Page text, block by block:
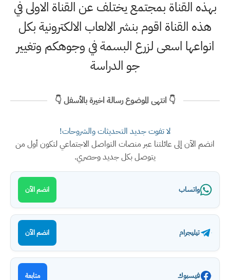
بهذه القناة بمجتمع يختلف عن القناة الاولى في
هذه القناة اقوم بنشر الالعاب الالكترونية بكل
انواعها اسعى لزرع البسمة في وجوهكم وتغيير
جو الدراسة
👇 انتهى الموضوع رسالة اخيرة بالأسفل 👇
لا تفوت جديد التحديثات والشروحات!
انضم الآن إلى عائلتنا عبر منصات التواصل الاجتماعي لتكون أول من
يتوصل بكل جديد وحصري.
واتساب انضم الآن
تيليجرام انضم الآن
فيسبوك متابعة